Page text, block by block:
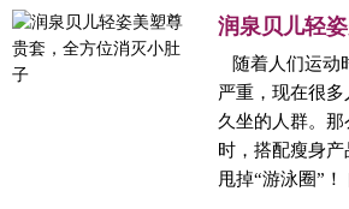
润泉贝儿轻
随着人们运动
严重，现在很
久坐的人群。
时，搭配瘦身
甩掉“游泳圈”！